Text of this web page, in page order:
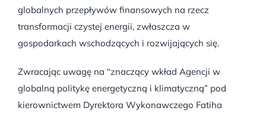
globalnych przepływów finansowych na rzecz
transformacji czystej energii, zwłaszcza w
gospodarkach wschodzących i rozwijających się.
Zwracając uwagę na “znaczący wkład Agencji w
globalną politykę energetyczną i klimatyczną” pod
kierownictwem Dyrektora Wykonawczego Fatiha